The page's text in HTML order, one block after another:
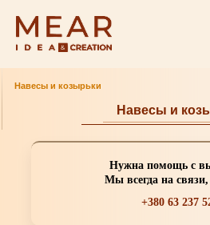
Навесы и козырьки
Навесы и
Нужна помощь с
Мы всегда на связи,
+380 63 237